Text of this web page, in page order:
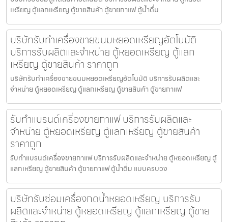
เหรียญ ตู้แลกเหรียญ ตู้ขายสินค้า ตู้ขายกาแฟ ตู้น้ำดื่ม
บริษัทรับทำเครื่องขายขนมหยอดเหรียญ​​อัตโนมัติ
บริการรับผลิตและจำหน่าย ตู้หยอดเหรียญ ตู้แลก
เหรียญ ตู้ขายสินค้า ราคาถูก
บริษัทรับทำเครื่องขายขนมหยอดเหรียญ​​อัตโนมัติ บริการรับผลิตและ
จำหน่าย ตู้หยอดเหรียญ ตู้แลกเหรียญ ตู้ขายสินค้า ตู้ขายกาแฟ
รับทำแบรนด์เครื่องขายกาแฟ บริการรับผลิตและ
จำหน่าย ตู้หยอดเหรียญ ตู้แลกเหรียญ ตู้ขายสินค้า
ราคาถูก
รับทำแบรนด์เครื่องขายกาแฟ บริการรับผลิตและจำหน่าย ตู้หยอดเหรียญ ตู้
แลกเหรียญ ตู้ขายสินค้า ตู้ขายกาแฟ ตู้น้ำดื่ม แบบครบวง
บริษัทรับซ่อมเครื่องกดน้ำ​หยอดเหรียญ บริการรับ
ผลิตและจำหน่าย ตู้หยอดเหรียญ ตู้แลกเหรียญ ตู้ขาย